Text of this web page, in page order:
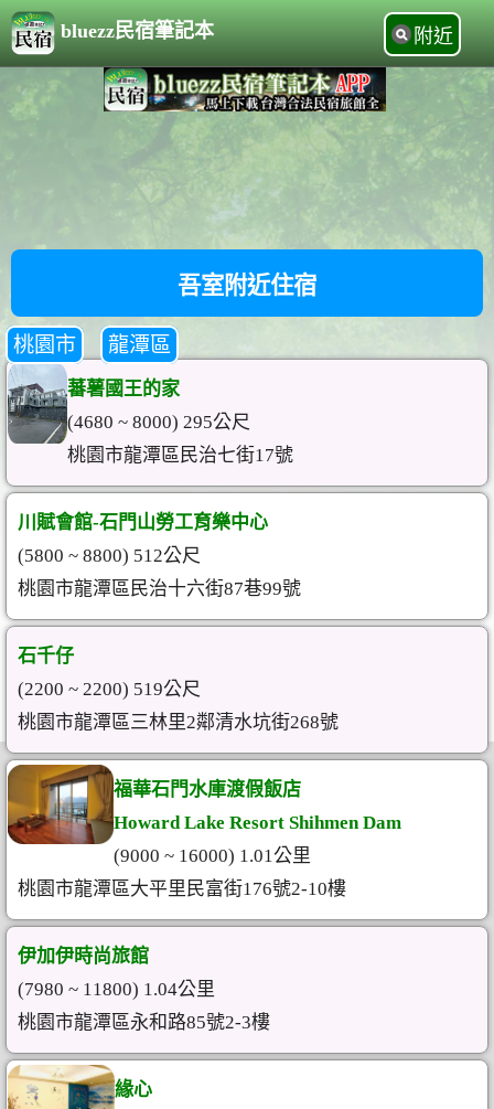
bluezz民宿筆記本 附近
吾室附近住宿
桃園市 龍潭區
蕃薯國王的家
(4680 ~ 8000) 295公尺
桃園市龍潭區民治七街17號
川賦會館-石門山勞工育樂中心
(5800 ~ 8800) 512公尺
桃園市龍潭區民治十六街87巷99號
石千仔
(2200 ~ 2200) 519公尺
桃園市龍潭區三林里2鄰清水坑街268號
福華石門水庫渡假飯店
Howard Lake Resort Shihmen Dam
(9000 ~ 16000) 1.01公里
桃園市龍潭區大平里民富街176號2-10樓
伊加伊時尚旅館
(7980 ~ 11800) 1.04公里
桃園市龍潭區永和路85號2-3樓
緣心